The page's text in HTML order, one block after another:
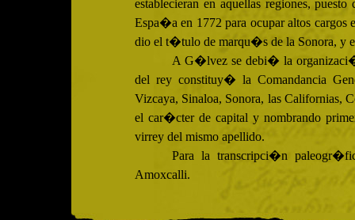
establecieran en aquellas regiones,
Espa�a en 1772 para ocupar altos
dio el t�tulo de marqu�s de la Sonora, y
A G�lvez se debi� la
del rey constituy� la Comandancia
Vizcaya, Sinaloa, Sonora, las
el car�cter de capital y nombrando
virrey del mismo apellido.
Para la transcripci�n
Amoxcalli.